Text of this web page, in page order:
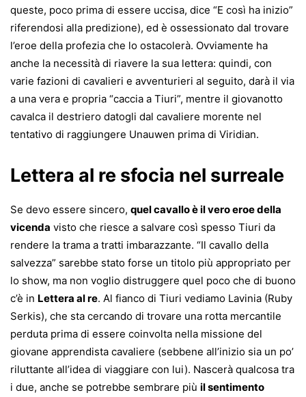
queste, poco prima di essere uccisa, dice “E così ha inizio”
riferendosi alla predizione), ed è ossessionato dal trovare
l’eroe della profezia che lo ostacolerà. Ovviamente ha
anche la necessità di riavere la sua lettera: quindi, con
varie fazioni di cavalieri e avventurieri al seguito, darà il via
a una vera e propria “caccia a Tiuri”, mentre il giovanotto
cavalca il destriero datogli dal cavaliere morente nel
tentativo di raggiungere Unauwen prima di Viridian.
Lettera al re sfocia nel surreale
Se devo essere sincero, quel cavallo è il vero eroe della
vicenda visto che riesce a salvare così spesso Tiuri da
rendere la trama a tratti imbarazzante. “Il cavallo della
salvezza” sarebbe stato forse un titolo più appropriato per
lo show, ma non voglio distruggere quel poco che di buono
c’è in Lettera al re. Al fianco di Tiuri vediamo Lavinia (Ruby
Serkis), che sta cercando di trovare una rotta mercantile
perduta prima di essere coinvolta nella missione del
giovane apprendista cavaliere (sebbene all’inizio sia un po’
riluttante all’idea di viaggiare con lui). Nascerà qualcosa tra
i due, anche se potrebbe sembrare più il sentimento